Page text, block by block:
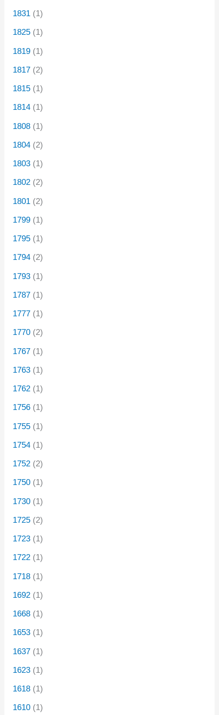
1831 (1)
1825 (1)
1819 (1)
1817 (2)
1815 (1)
1814 (1)
1808 (1)
1804 (2)
1803 (1)
1802 (2)
1801 (2)
1799 (1)
1795 (1)
1794 (2)
1793 (1)
1787 (1)
1777 (1)
1770 (2)
1767 (1)
1763 (1)
1762 (1)
1756 (1)
1755 (1)
1754 (1)
1752 (2)
1750 (1)
1730 (1)
1725 (2)
1723 (1)
1722 (1)
1718 (1)
1692 (1)
1668 (1)
1653 (1)
1637 (1)
1623 (1)
1618 (1)
1610 (1)